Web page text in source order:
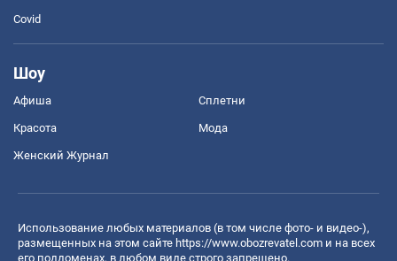
Covid
Шоу
Афиша Сплетни
Красота Мода
Женский Журнал
Использование любых материалов (в том числе фото- и видео-),
размещенных на этом сайте https://www.obozrevatel.com и на всех
его поддоменах, в любом виде строго запрещено.